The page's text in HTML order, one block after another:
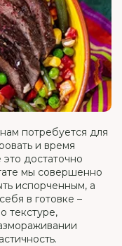
потребуется для
и время
достаточно
мы совершенно
испорченным, а
в готовке –
текстуре,